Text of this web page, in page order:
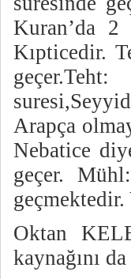
Kuran’da
Kıpticedir.
Arapça
Nebatice
geçer.
geçmektedir.
Oktan
kaynağını